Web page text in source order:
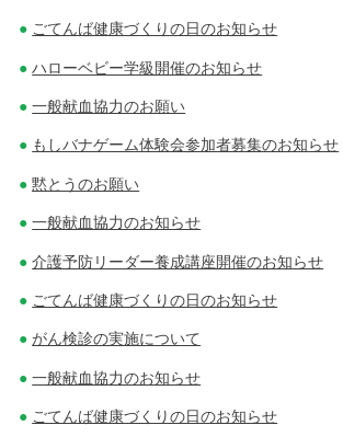
ごてんば健康づくりの日のお知らせ
ハローベビー学級開催のお知らせ
一般献血協力のお願い
もしバナゲーム体験会参加者募集のお知らせ
黙とうのお願い
一般献血協力のお知らせ
介護予防リーダー養成講座開催のお知らせ
ごてんば健康づくりの日のお知らせ
がん検診の実施について
一般献血協力のお知らせ
ごてんば健康づくりの日のお知らせ